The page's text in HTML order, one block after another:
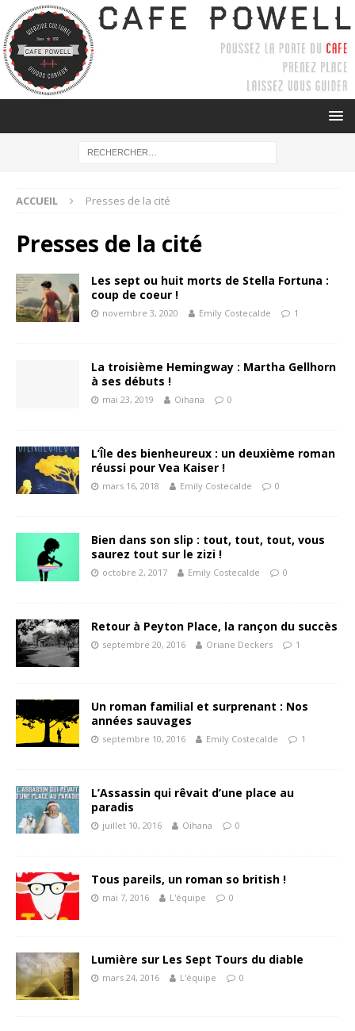
ACCUEIL Presses de la cité
Presses de la cité
Les sept ou huit morts de Stella Fortuna :
coup de coeur !
novembre 3, 2020 Emily Costecalde 1
La troisième Hemingway : Martha Gellhorn
à ses débuts !
mai 23, 2019 Oihana 0
L’Île des bienheureux : un deuxième roman
réussi pour Vea Kaiser !
mars 16, 2018 Emily Costecalde 0
Bien dans son slip : tout, tout, tout, vous
saurez tout sur le zizi !
octobre 2, 2017 Emily Costecalde 0
Retour à Peyton Place, la rançon du succès
septembre 20, 2016 Oriane Deckers 1
Un roman familial et surprenant : Nos
années sauvages
septembre 10, 2016 Emily Costecalde 1
L’Assassin qui rêvait d’une place au
paradis
juillet 10, 2016 Oihana 0
Tous pareils, un roman so british !
mai 7, 2016 L'équipe 0
Lumière sur Les Sept Tours du diable
mars 24, 2016 L'équipe 0